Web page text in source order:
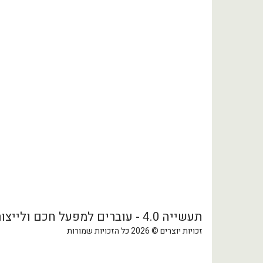
תעשייה 4.0 - עוברים למפעל חכם ולייצור מתקדם
זכויות יוצרים © 2026 כל הזכויות שמורות